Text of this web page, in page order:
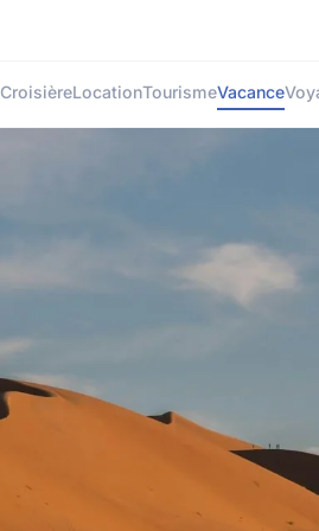
CroisièreLocationTourismeVacance